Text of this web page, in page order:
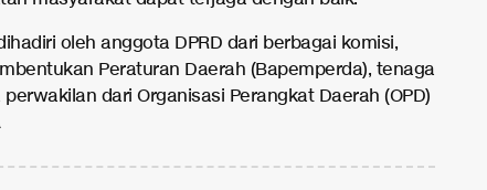
oleh anggota DPRD dari berbagai komisi,
Peraturan Daerah (Bapemperda), tenaga
dari Organisasi Perangkat Daerah (OPD)